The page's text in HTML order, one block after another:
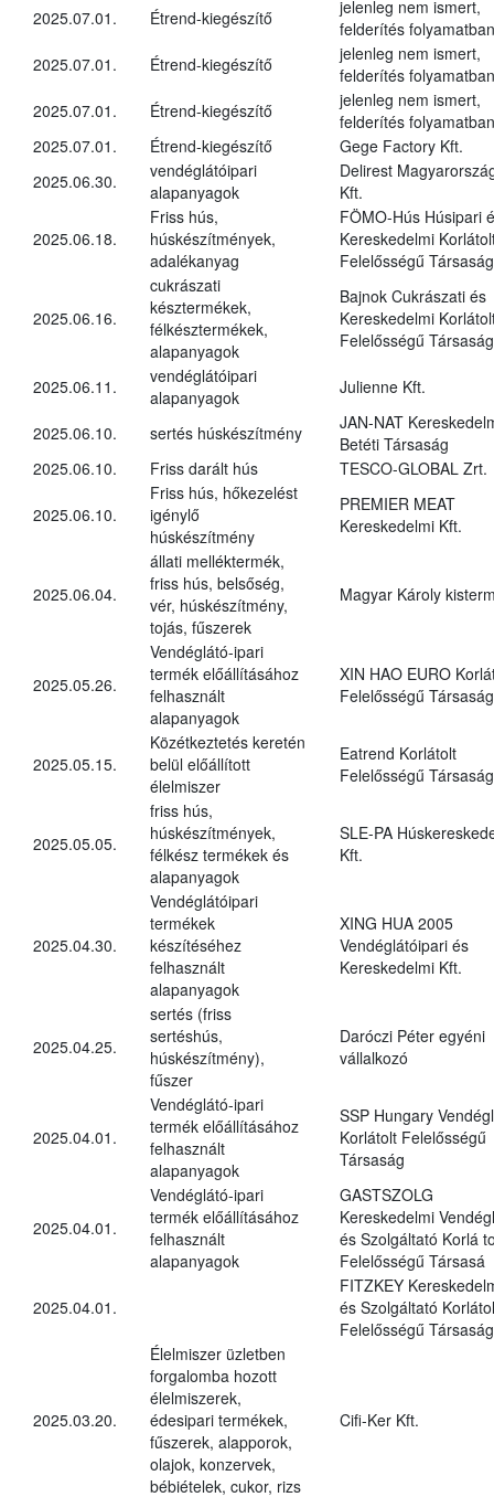
2025.07.01. Étrend-kiegészítő
jelenleg nem ismert,
felderítés folyamatban
2025.07.01.
Étrend-kiegészítő
jelenleg nem ismert,
felderítés folyamatban
2025.07.01.
Étrend-kiegészítő
jelenleg nem ismert,
felderítés folyamatban
2025.07.01.
Étrend-kiegészítő
Gege Factory Kft.
2025.06.30.
vendéglátóipari
alapanyagok
Delirest
Kft.
2025.06.18.
Friss hús,
húskészítmények,
adalékanyag
FÖMO-Hús Húsipari
Kereskedelmi
Felelősségű Társaság
2025.06.16.
cukrászati
késztermékek,
félkésztermékek,
alapanyagok
Bajnok Cukrászati és
Kereskedelmi
Felelősségű Társaság
2025.06.11.
vendéglátóipari
alapanyagok
Julienne Kft.
2025.06.10. sertés húskészítmény
JAN-NAT
Betéti Társaság
2025.06.10.
Friss darált hús TESCO-GLOBAL Zrt.
2025.06.10.
Friss hús, hőkezelést
igénylő
húskészítmény
PREMIER MEAT
Kereskedelmi Kft.
2025.06.04.
állati melléktermék,
friss hús, belsőség,
vér, húskészítmény,
tojás, fűszerek
Magyar Károly
2025.05.26.
Vendéglátó-ipari
termék előállításához
felhasznált
alapanyagok
XIN HAO EURO
Felelősségű Társaság
2025.05.15.
Közétkeztetés keretén
belül előállított
élelmiszer
Eatrend Korlátolt
Felelősségű Társaság
2025.05.05.
friss hús,
húskészítmények,
félkész termékek és
alapanyagok
SLE-PA
Kft.
2025.04.30.
Vendéglátóipari
termékek
készítéséhez
felhasznált
alapanyagok
XING HUA 2005
Vendéglátóipari és
Kereskedelmi Kft.
2025.04.25.
sertés (friss
sertéshús,
húskészítmény),
fűszer
Daróczi Péter egyéni
vállalkozó
2025.04.01.
Vendéglátó-ipari
termék előállításához
felhasznált
alapanyagok
SSP Hungary
Korlátolt Felelősségű
Társaság
2025.04.01.
Vendéglátó-ipari
termék előállításához
felhasznált
alapanyagok
GASTSZOLG
Kereskedelmi
és Szolgáltató Korlá
Felelősségű Társasá
2025.04.01.
FITZKEY
és Szolgáltató
Felelősségű Társaság
2025.03.20.
Élelmiszer üzletben
forgalomba hozott
élelmiszerek,
édesipari termékek,
fűszerek, alapporok,
olajok, konzervek,
bébiételek, cukor, rizs
Cifi-Ker Kft.